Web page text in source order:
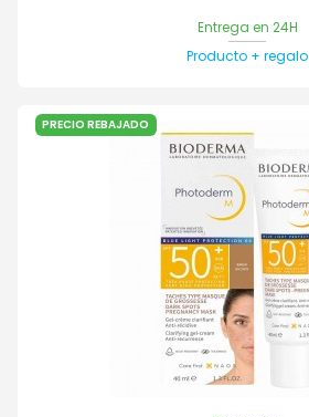
Entrega en 24H
Producto + regalo
PRECIO REBAJADO